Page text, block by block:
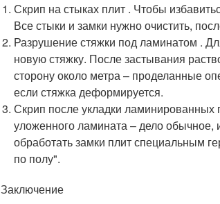
Скрип на стыках плит . Чтобы
Все стыки и замки нужно очистить,
Разрушение стяжки под ламинатом .
новую стяжку. После застывания
сторону около метра – проделанные
если стяжка деформируется.
Скрип после укладки ламинированных
уложенного ламината – дело обычное,
обработать замки плит специальным
по полу".
Заключение